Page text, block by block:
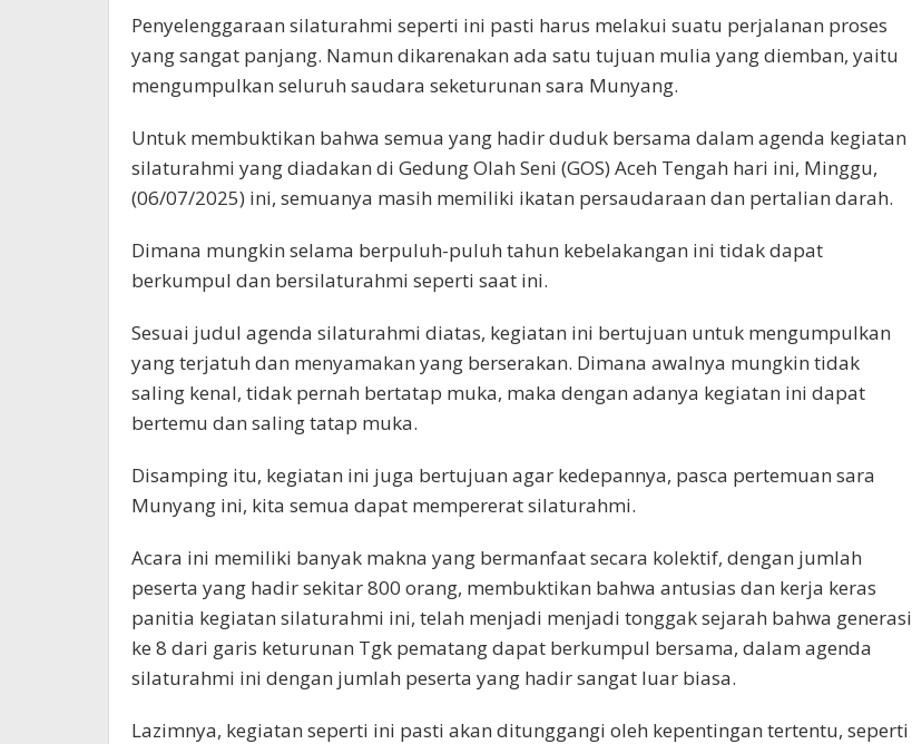
Penyelenggaraan silaturahmi seperti ini pasti harus melakui suatu perjalanan proses
yang sangat panjang. Namun dikarenakan ada satu tujuan mulia yang diemban, yaitu
mengumpulkan seluruh saudara seketurunan sara Munyang.
Untuk membuktikan bahwa semua yang hadir duduk bersama dalam agenda kegiatan
silaturahmi yang diadakan di Gedung Olah Seni (GOS) Aceh Tengah hari ini, Minggu,
(06/07/2025) ini, semuanya masih memiliki ikatan persaudaraan dan pertalian darah.
Dimana mungkin selama berpuluh-puluh tahun kebelakangan ini tidak dapat
berkumpul dan bersilaturahmi seperti saat ini.
Sesuai judul agenda silaturahmi diatas, kegiatan ini bertujuan untuk mengumpulkan
yang terjatuh dan menyamakan yang berserakan. Dimana awalnya mungkin tidak
saling kenal, tidak pernah bertatap muka, maka dengan adanya kegiatan ini dapat
bertemu dan saling tatap muka.
Disamping itu, kegiatan ini juga bertujuan agar kedepannya, pasca pertemuan sara
Munyang ini, kita semua dapat mempererat silaturahmi.
Acara ini memiliki banyak makna yang bermanfaat secara kolektif, dengan jumlah
peserta yang hadir sekitar 800 orang, membuktikan bahwa antusias dan kerja keras
panitia kegiatan silaturahmi ini, telah menjadi menjadi tonggak sejarah bahwa generasi
ke 8 dari garis keturunan Tgk pematang dapat berkumpul bersama, dalam agenda
silaturahmi ini dengan jumlah peserta yang hadir sangat luar biasa.
Lazimnya, kegiatan seperti ini pasti akan ditunggangi oleh kepentingan tertentu, seperti